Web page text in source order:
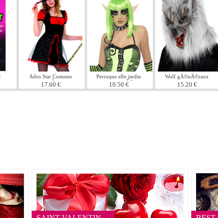
Ados Star Costume
sorciÃ¨re
17.60 €
Perruque elfe jardin
contaminÃ©
10.50 €
Wolf gÃ©nÃ©raux
masque argent
caoutchouc fourrure
15.20 €